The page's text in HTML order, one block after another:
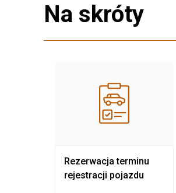
Na skróty
Rezerwacja terminu
rejestracji pojazdu